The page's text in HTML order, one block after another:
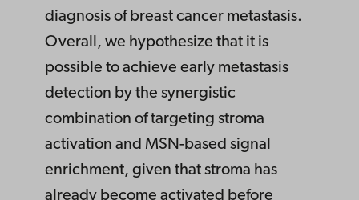
diagnosis of breast cancer metastasis.
Overall, we hypothesize that it is
possible to achieve early metastasis
detection by the synergistic
combination of targeting stroma
activation and MSN-based signal
enrichment, given that stroma has
already become activated before